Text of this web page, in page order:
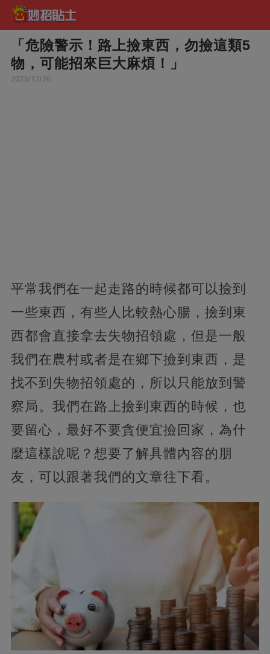
「危險警示！路上撿東西，勿撿這類5
物，可能招來巨大麻煩！」
2023/12/26
平常我們在一起走路的時候都可以撿到
一些東西，有些人比較熱心腸，撿到東
西都會直接拿去失物招領處，但是一般
我們在農村或者是在鄉下撿到東西，是
找不到失物招領處的，所以只能放到警
察局。我們在路上撿到東西的時候，也
要留心，最好不要貪便宜撿回家，為什
麼這樣說呢？想要了解具體內容的朋
友，可以跟著我們的文章往下看。